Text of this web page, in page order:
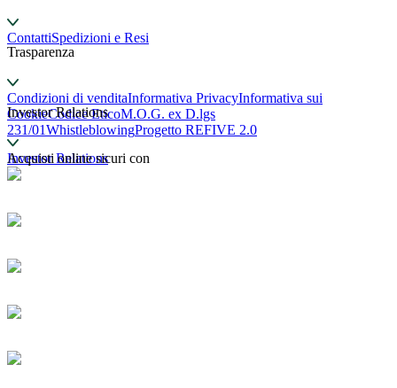
ContattiSpedizioni e Resi
Trasparenza
Condizioni di venditaInformativa PrivacyInformativa sui
CookieCodice EticoM.O.G. ex D.lgs
231/01WhistleblowingProgetto REFIVE 2.0
Investor Relations
Investor Relations
Acquisti online sicuri con